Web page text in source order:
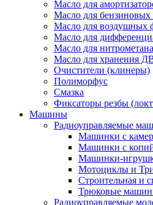
Масло для
Масло для бензиновых
Масло для воздушных
Масло для
Масло для нитрометана
Масло для хранения
Очистители (клинеры)
Полиморфус
Смазка
Фиксаторы резбы
Машины
Радиоуправляемые
Машинки с
Машинки с
Машинки-
Мотоциклы и
Строительная и
Трюковые
Радиоуправляемые